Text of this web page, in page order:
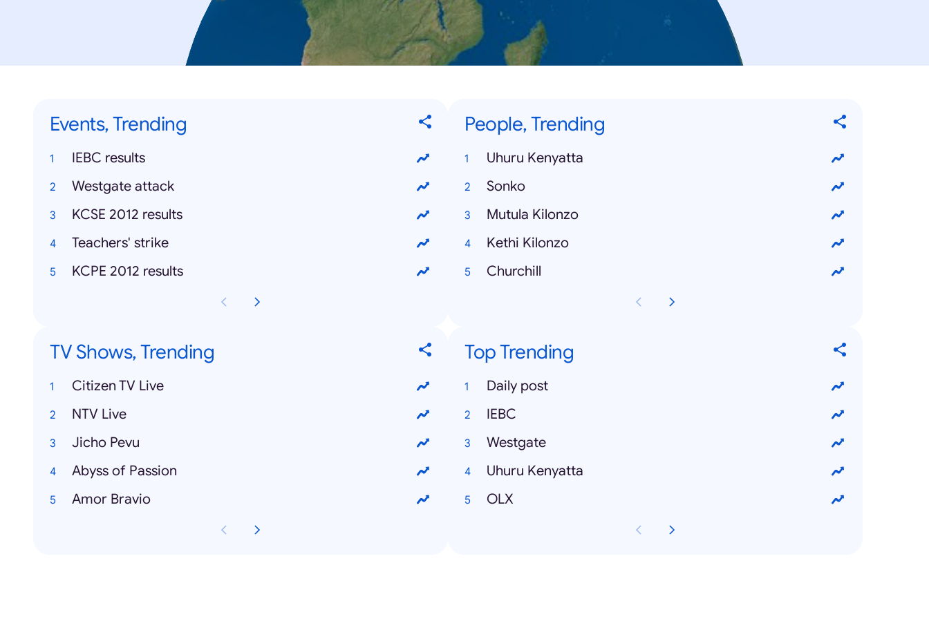
Events, Trending
IEBC results
Westgate attack
KCSE 2012 results
Teachers' strike
KCPE 2012 results
People, Trending
Uhuru Kenyatta
Sonko
Mutula Kilonzo
Kethi Kilonzo
Churchill
TV Shows, Trending
Citizen TV Live
NTV Live
Jicho Pevu
Abyss of Passion
Amor Bravio
Top Trending
Daily post
IEBC
Westgate
Uhuru Kenyatta
OLX